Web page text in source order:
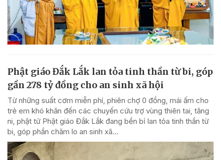
Phật giáo Đắk Lắk lan tỏa tinh thần từ bi, góp
gần 278 tỷ đồng cho an sinh xã hội
Từ những suất cơm miễn phí, phiên chợ 0 đồng, mái ấm cho
trẻ em khó khăn đến các chuyến cứu trợ vùng thiên tai, tăng
ni, phật tử Phật giáo Đắk Lắk đang bền bỉ lan tỏa tinh thần từ
bi, góp phần chăm lo an sinh xã...